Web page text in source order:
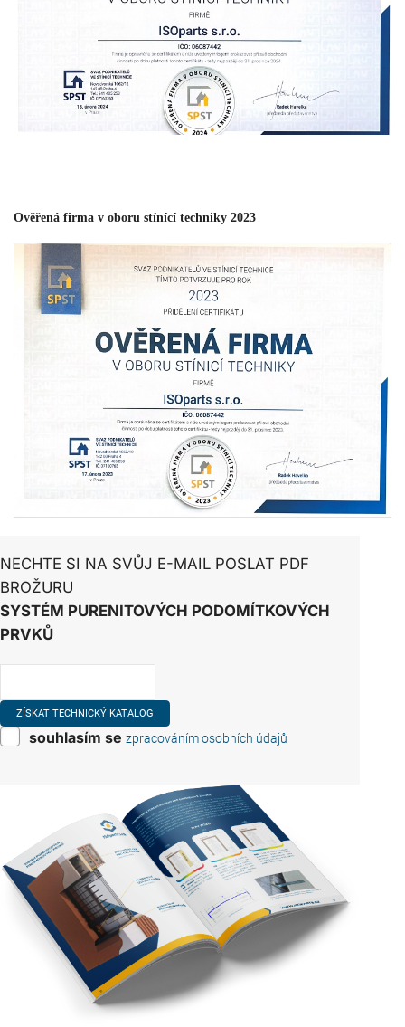
Ověřená firma v oboru stínící techniky 2023
NECHTE SI NA SVŮJ E-MAIL POSLAT PDF
BROŽURU
SYSTÉM PURENITOVÝCH PODOMÍTKOVÝCH
PRVKŮ
souhlasím se zpracováním osobních údajů